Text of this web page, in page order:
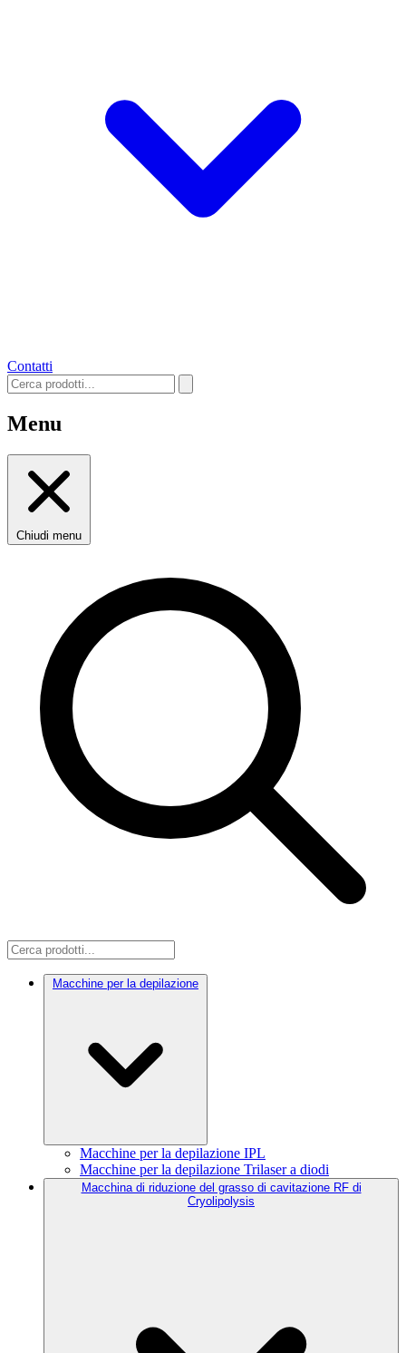
Contatti
Menu
Chiudi menu
Macchine per la depilazione
Macchine per la depilazione IPL
Macchine per la depilazione Trilaser a diodi
Macchina di riduzione del grasso di cavitazione RF di
Cryolipolysis